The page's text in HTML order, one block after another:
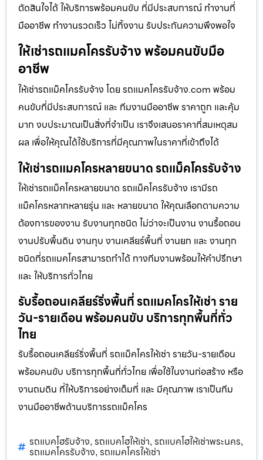
ตัดสินใจได้ ให้บริการพร้อมคนขับ ที่มีประสบการณ์ ทำงานที่
มืออาชีพ ทำงานรวดเร็ว ไม่ทิ้งงาน รับประกันความพึงพอใจ
ให้เช่ารถแมคโครรับจ้าง พร้อมคนขับมือ
อาชีพ
ให้เช่ารถแม็คโครรับจ้าง โดย รถแมคโครรับจ้าง.com พร้อม
คนขับที่มีประสบการณ์ และ ทีมงานมืออาชีพ ราคาถูก และคุ้ม
มาก งบประมาณเป็นสิ่งที่จำเป็น เราจึงเสนอราคาที่สมเหตุสม
ผล เพื่อให้คุณได้ใช้บริการที่มีคุณภาพในราคาที่เข้าถึงได้
ให้เช่ารถแมคโครหลายขนาด รถแม็คโครรับจ้าง
ให้เช่ารถแม็คโครหลายขนาด รถแม็คโครรับจ้าง เรามีรถ
แม็คโครหลากหลายรุ่น และ หลายขนาด ให้คุณเลือกตามความ
ต้องการของงาน รับงานทุกชนิด ไม่ว่าจะเป็นงาน งานรื้อถอน
งานปรับพื้นดิน งานทุบ งานเคลียร์พื้นที่ งานยก และ งานทุก
ชนิดที่รถแมคโครสามารถทำได้ ทางทีมงานพร้อมให้คำปรึกษา
และ ให้บริการทั่วไทย
รับรื้อถอนเคลียร์ริ่งพื้นที่ รถแมคโครให้เช่า ราย
วัน-รายเดือน พร้อมคนขับ บริการทุกพื้นที่ทั่ว
ไทย
รับรื้อถอนเคลียร์ริ่งพื้นที่ รถแม็คโครให้เช่า รายวัน-รายเดือน
พร้อมคนขับ บริการทุกพื้นที่ทั่วไทย เพื่อใช้ในงานก่อสร้าง หรือ
งานถมดิน ที่ให้บริการอย่างเต็มที่ และ มีคุณภาพ เราเป็นทีม
งานมืออาชีพด้านบริการรถแม็คโคร
รถแบคโฮรับจ้าง, รถแบคโฮให้เช่า, รถแบคโฮให้เช่าพระนคร,
รถแมคโครรับจ้าง, รถแมคโครให้เช่า